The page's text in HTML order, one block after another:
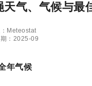
天气、气候与最
Meteostat
：2025-09
年气候